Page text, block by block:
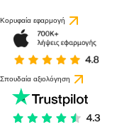
Κορυφαία εφαρμογή
Σπουδαία αξιολόγηση